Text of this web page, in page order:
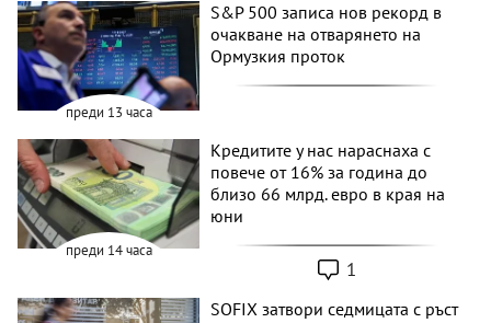
преди 13 часа
S&P 500 записа нов рекорд в
очакване на отварянето на
Ормузкия проток
преди 14 часа
Кредитите у нас нараснаха с
повече от 16% за година до
близо 66 млрд. евро в края на
юни
1
SOFIX затвори седмицата с ръст